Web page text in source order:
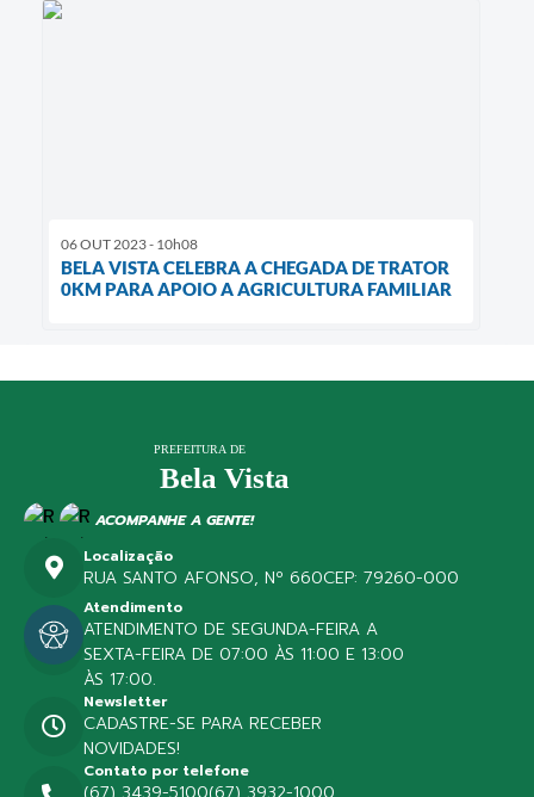
06 OUT 2023 - 10h08
BELA VISTA CELEBRA A CHEGADA DE TRATOR
0KM PARA APOIO A AGRICULTURA FAMILIAR
ACOMPANHE A GENTE!
Localização
RUA SANTO AFONSO, Nº 660CEP: 79260-000
Contato por telefone
Atendimento
ATENDIMENTO DE SEGUNDA-FEIRA A
SEXTA-FEIRA DE 07:00 ÀS 11:00 E 13:00
ÀS 17:00.
Newsletter
CADASTRE-SE PARA RECEBER
NOVIDADES!